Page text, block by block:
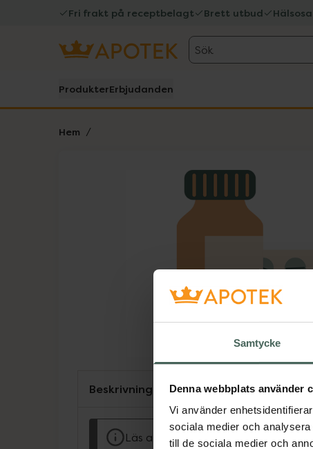
Samtycke
Denna webbplats använder
Vi använder
sociala medier och
till de sociala medier och
Fri frakt på receptbelagt Brett utbud
Sök
ProdukterErbjudanden
Hem
Lista: . Innehåller 1 objekt.
Beskrivning
Läs alltid bipacksedeln innan